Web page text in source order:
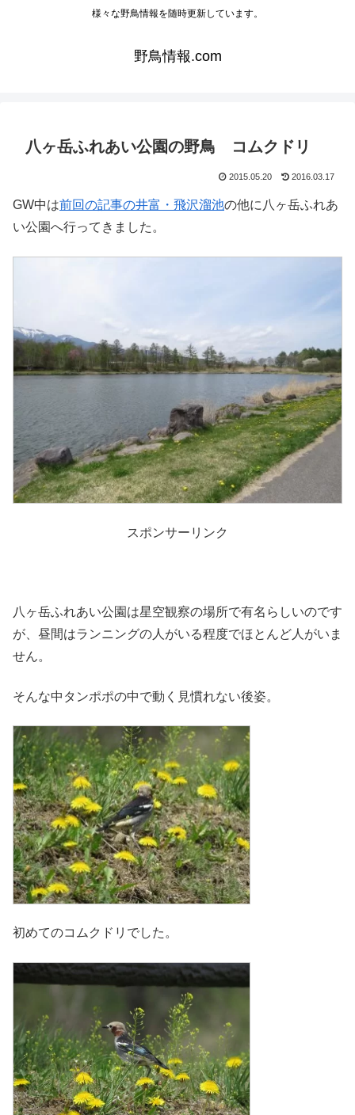
様々な野鳥情報を随時更新しています。
野鳥情報.com
八ヶ岳ふれあい公園の野鳥 コムクドリ
2015.05.20 2016.03.17
GW中は前回の記事の井富・飛沢溜池の他に八ヶ岳ふれあ
い公園へ行ってきました。
スポンサーリンク
八ヶ岳ふれあい公園は星空観察の場所で有名らしいのです
が、昼間はランニングの人がいる程度でほとんど人がいま
せん。
そんな中タンポポの中で動く見慣れない後姿。
初めてのコムクドリでした。